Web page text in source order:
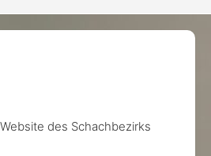
des Schachbezirks